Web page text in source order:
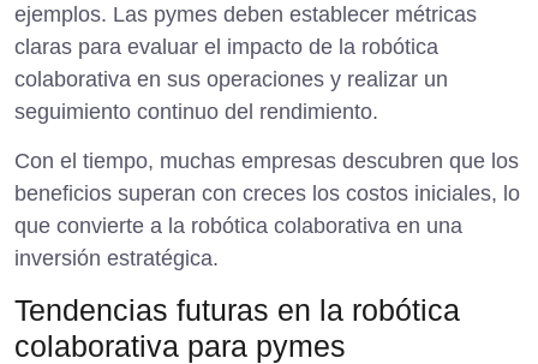
ejemplos. Las pymes deben establecer métricas
claras para evaluar el impacto de la robótica
colaborativa en sus operaciones y realizar un
seguimiento continuo del rendimiento.
Con el tiempo, muchas empresas descubren que los
beneficios superan con creces los costos iniciales, lo
que convierte a la robótica colaborativa en una
inversión estratégica.
Tendencias futuras en la robótica
colaborativa para pymes